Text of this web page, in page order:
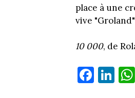
place à une
vive
10 000, de
Fa
ce
Li
nk